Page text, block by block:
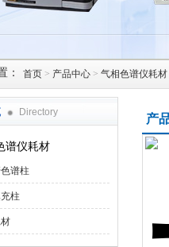
： 首页 > 产品中心 > 气相色谱仪耗材
Directory
谱仪耗材
谱柱
柱
产